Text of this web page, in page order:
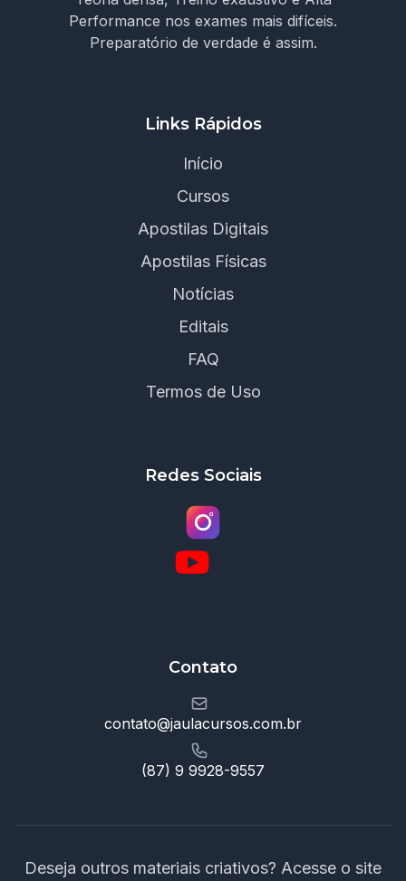
Performance nos exames mais difíceis.
Preparatório de verdade é assim.
Links Rápidos
Início
Cursos
Apostilas Digitais
Apostilas Físicas
Notícias
Editais
FAQ
Termos de Uso
Redes Sociais
Contato
contato@jaulacursos.com.br
(87) 9 9928-9557
Deseja outros materiais criativos? Acesse o site